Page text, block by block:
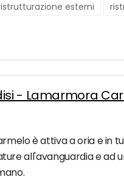
esterni
- Lamarmora
è attiva a oria e in
all'avanguardia e ad